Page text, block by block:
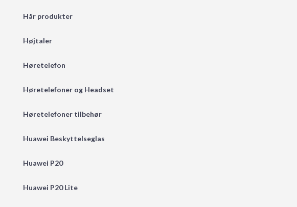
Hår produkter
Højtaler
Høretelefon
Høretelefoner og Headset
Høretelefoner tilbehør
Huawei Beskyttelseglas
Huawei P20
Huawei P20 Lite